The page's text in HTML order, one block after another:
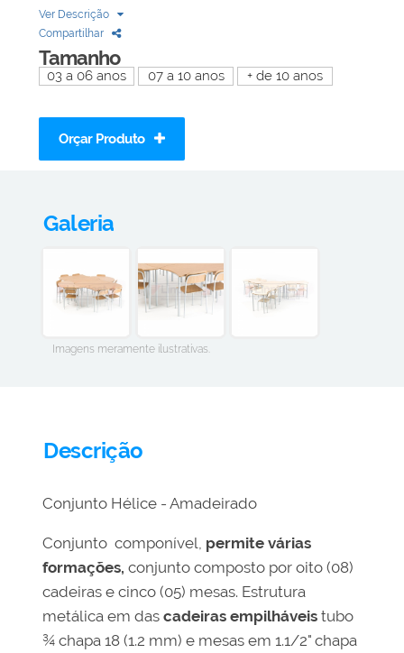
Ver Descrição
Compartilhar
Tamanho
03 a 06 anos 07 a 10 anos + de 10 anos
Orçar Produto
Galeria
Imagens meramente ilustrativas.
Descrição
Conjunto Hélice - Amadeirado
Conjunto componível, permite várias
formações,conjunto composto por oito (08)
cadeiras e cinco (05) mesas. Estrutura
metálica em dascadeiras empilháveis tubo
¾ chapa 18 (1.2 mm) e mesas em 1.1/2" chapa